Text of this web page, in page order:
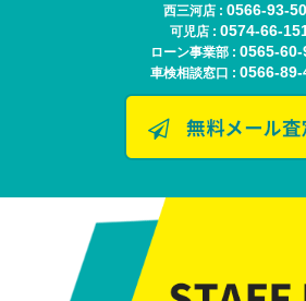
西三河店 : 0566-93-
可児店 : 0574-66-
ローン事業部 : 0565-60-
車検相談窓口 : 0566-89-